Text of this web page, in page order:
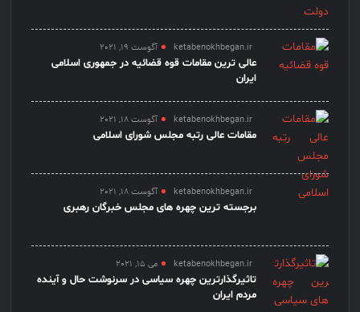
ketabenokhbegan.ir آگوست 19, 2021
عالی ترین مقامات قوه قضائیه در جمهوری اسلامی
ایران
ketabenokhbegan.ir آگوست 18, 2021
مقامات عالی رتبه مجلس شورای اسلامی
ketabenokhbegan.ir آگوست 18, 2021
برجسته ترین چهره های مجلس خبرگان رهبری
ketabenokhbegan.ir می 15, 2021
تاثیرگذارترین چهره سیاسی در سرنوشت حال و آینده
مردم ایران